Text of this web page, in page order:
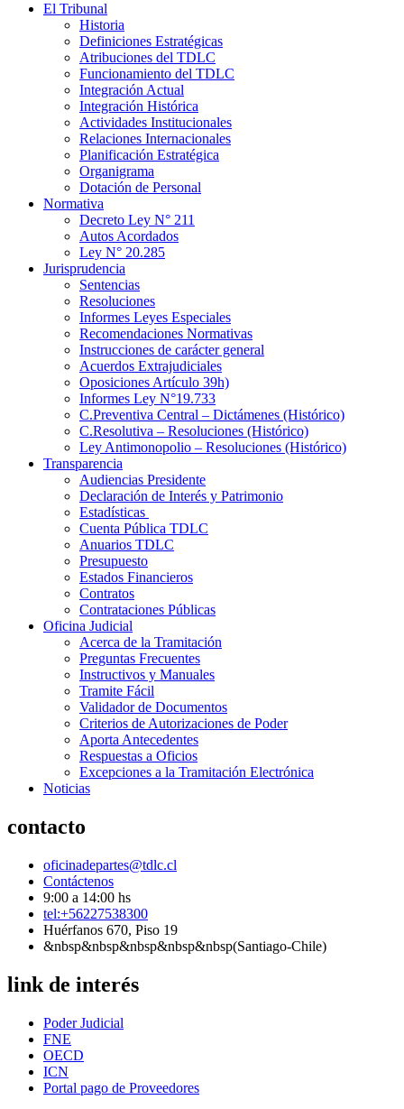
El Tribunal
Historia
Definiciones Estratégicas
Atribuciones del TDLC
Funcionamiento del TDLC
Integración Actual
Integración Histórica
Actividades Institucionales
Relaciones Internacionales
Planificación Estratégica
Organigrama
Dotación de Personal
Normativa
Decreto Ley N° 211
Autos Acordados
Ley N° 20.285
Jurisprudencia
Sentencias
Resoluciones
Informes Leyes Especiales
Recomendaciones Normativas
Instrucciones de carácter general
Acuerdos Extrajudiciales
Oposiciones Artículo 39h)
Informes Ley N°19.733
C.Preventiva Central – Dictámenes (Histórico)
C.Resolutiva – Resoluciones (Histórico)
Ley Antimonopolio – Resoluciones (Histórico)
Transparencia
Audiencias Presidente
Declaración de Interés y Patrimonio
Estadísticas
Cuenta Pública TDLC
Anuarios TDLC
Presupuesto
Estados Financieros
Contratos
Contrataciones Públicas
Oficina Judicial
Acerca de la Tramitación
Preguntas Frecuentes
Instructivos y Manuales
Tramite Fácil
Validador de Documentos
Criterios de Autorizaciones de Poder
Aporta Antecedentes
Respuestas a Oficios
Excepciones a la Tramitación Electrónica
Noticias
contacto
oficinadepartes@tdlc.cl
Contáctenos
9:00 a 14:00 hs
tel:+56227538300
Huérfanos 670, Piso 19
&nbsp&nbsp&nbsp&nbsp&nbsp(Santiago-Chile)
link de interés
Poder Judicial
FNE
OECD
ICN
Portal pago de Proveedores